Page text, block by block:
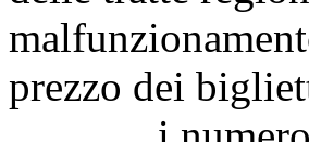
prezzo dei